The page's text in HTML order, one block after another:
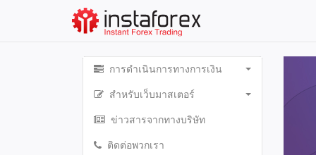
การดำเนินการทางการเงิน
สำหรับเว็บมาสเตอร์
ข่าวสารจากทางบริษัท
ติดต่อพวกเรา